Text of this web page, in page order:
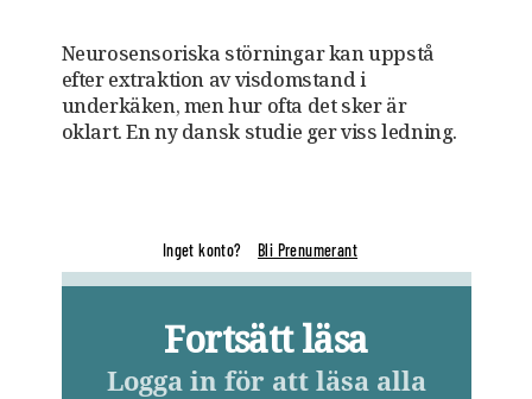
Neurosensoriska störningar kan uppstå
efter extraktion av visdomstand i
underkäken, men hur ofta det sker är
oklart. En ny dansk studie ger viss ledning.
Inget konto? Bli Prenumerant
Fortsätt läsa
Logga in för att läsa alla